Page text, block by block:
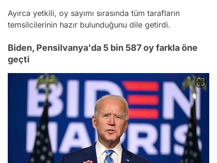
Ayırca yetkili, oy sayımı sırasında tüm tarafların
temsilcilerinin hazır bulunduğunu dile getirdi.
Biden, Pensilvanya'da 5 bin 587 oy farkla öne
geçti